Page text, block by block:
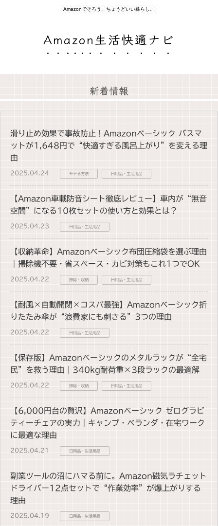
Amazonでそろう、ちょうどいい暮らし。
Amazon生活快適ナビ
新着情報
滑り止め効果で事故防止！Amazonベーシック バスマ
ットが1,648円で“快適すぎる風呂上がり”を変える理
由
2025.04.24 モテる方法 日用品・生活用品
【Amazon車載防音シート徹底レビュー】車内が“無音
空間”になる10枚セットの使い方と効果とは？
2025.04.23 日用品・生活用品
【収納革命】Amazonベーシック布団圧縮袋を選ぶ理由
｜掃除機不要・省スペース・カビ対策もこれ1つでOK
2025.04.22 掃除・収納 日用品・生活用品
【耐風×自動開閉×コスパ最強】Amazonベーシック折
りたたみ傘が“浪費家にも刺さる”3つの理由
2025.04.22 日用品・生活用品
【保存版】Amazonベーシックのメタルラックが“全宅
民”を救う理由｜340kg耐荷重×3段ラックの最適解
2025.04.22 掃除・収納 日用品・生活用品
【6,000円台の贅沢】Amazonベーシック ゼログラビ
ティーチェアの実力｜キャンプ・ベランダ・在宅ワーク
に最適な理由
2025.04.21 日用品・生活用品
副業ツールの沼にハマる前に。Amazon磁気ラチェット
ドライバー12点セットで“作業効率”が爆上がりする
理由
2025.04.19 日用品・生活用品